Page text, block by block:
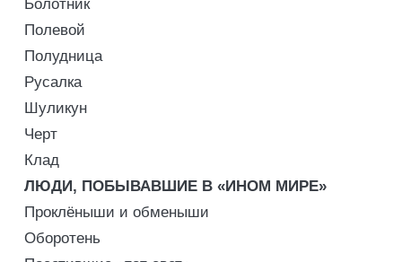
Болотник
Полевой
Полудница
Русалка
Шуликун
Черт
Клад
ЛЮДИ, ПОБЫВАВШИЕ В «ИНОМ МИРЕ»
Проклёныши и обменыши
Оборотень